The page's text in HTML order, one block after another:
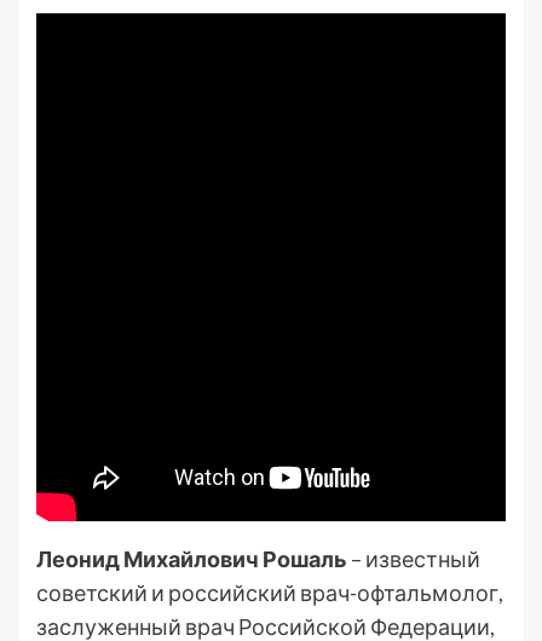
Леонид Михайлович Рошаль – известный
советский и российский врач-офтальмолог,
заслуженный врач Российской Федерации,